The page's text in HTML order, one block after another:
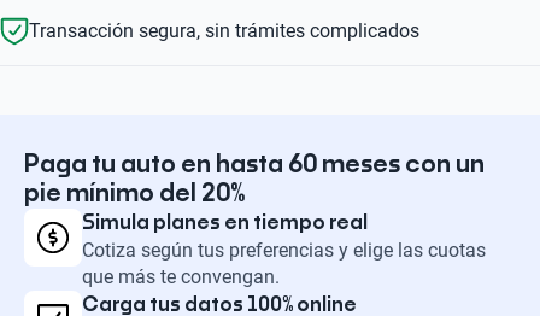
Transacción segura, sin trámites complicados
Paga tu auto en hasta 60 meses con un
pie mínimo del 20%
Simula planes en tiempo real
Cotiza según tus preferencias y elige las cuotas
que más te convengan.
Carga tus datos 100% online